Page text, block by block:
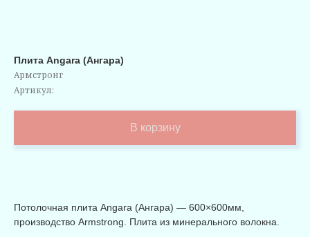
Плита Angara (Ангара)
Армстронг
Артикул:
В корзину
Потолочная плита Angara (Ангара) — 600×600мм,
производство Armstrong. Плита из минерального волокна.